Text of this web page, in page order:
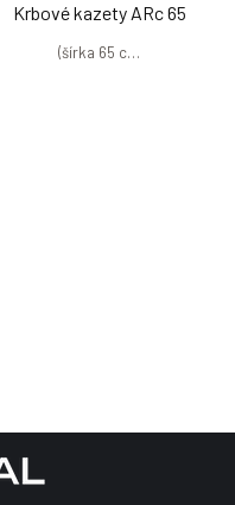
Krbové kazety ARc 65
(šírka 65 c…